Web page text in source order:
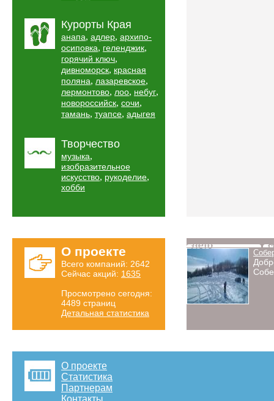
Курорты Края
анапа, адлер, архипо-
осиповка, геленджик,
горячий ключ,
дивноморск, красная
поляна, лазаревское,
лермонтово, лоо, небуг,
новороссийск, сочи,
тамань, туапсе, адыгея
Творчество
музыка,
изобразительное
искусство, рукоделие,
хобби
О проекте
Всего компаний: 2642
Сейчас акций: 1635
Просмотрено сегодня:
4489 страниц
Детальная статистика
Лето
О проекте
Статистика
Партнерам
Контакты